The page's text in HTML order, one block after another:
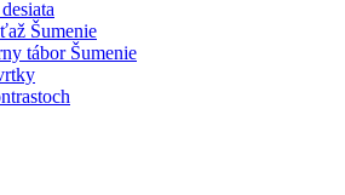
Šumenie
tábor Šumenie